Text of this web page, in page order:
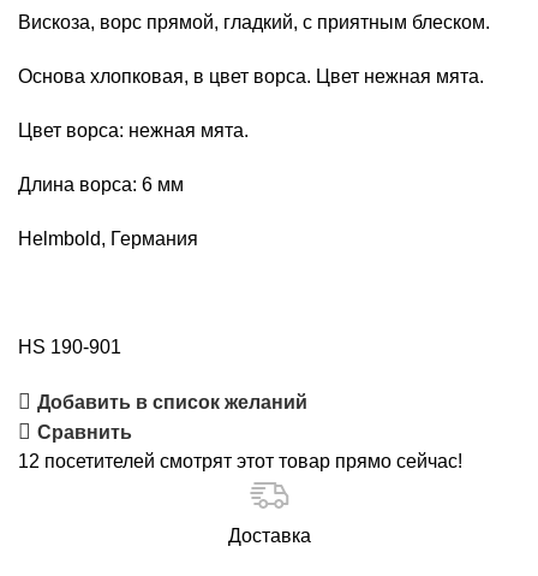
ворс
мм,
нежная
мята,
Б0102-
Вискоза, ворс прямой, гладкий, с приятным блеском.
Основа хлопковая, в цвет ворса. Цвет нежная мята.
Цвет ворса: нежная мята.
Длина ворса: 6 мм
Helmbold, Германия
HS 190-901
Добавить в список желаний
Сравнить
12 посетителей смотрят этот товар прямо сейчас!
Доставка